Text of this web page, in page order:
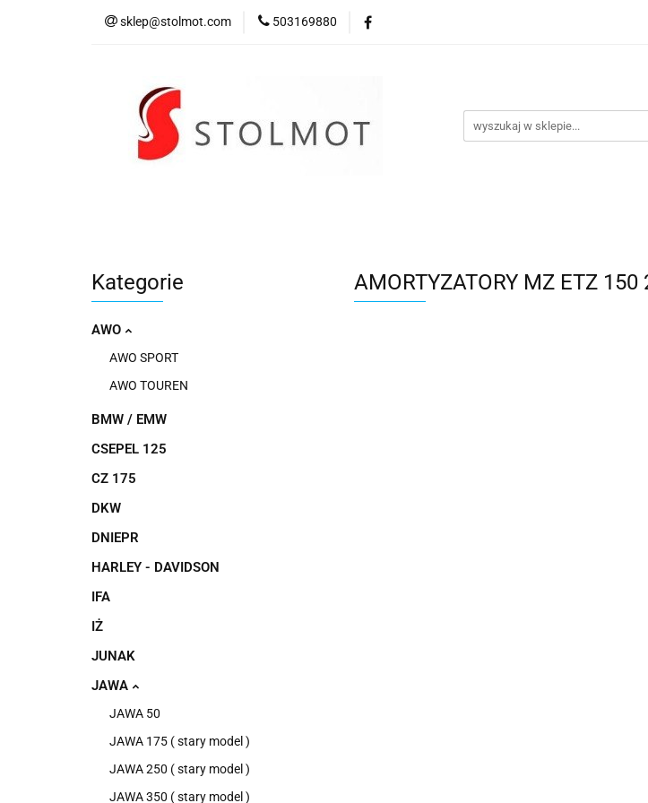
sklep@stolmot.com 503169880
Kategorie
AWO
AWO SPORT
AWO TOUREN
BMW / EMW
CSEPEL 125
CZ 175
DKW
DNIEPR
HARLEY - DAVIDSON
IFA
IŻ
JUNAK
JAWA
JAWA 50
JAWA 175 ( stary model )
JAWA 250 ( stary model )
JAWA 350 ( stary model )
AMORTYZATORY MZ ETZ 150